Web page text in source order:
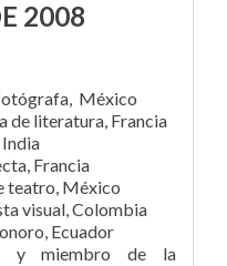
2008
México
de literatura, Francia
Francia
teatro, México
visual, Colombia
Ecuador
y miembro de la